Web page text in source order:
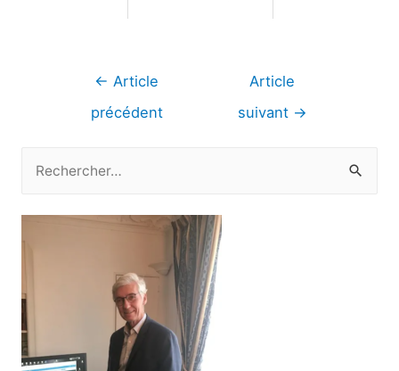
Navigation
← Article
précédent
Article
suivant →
c
h
r
c
h